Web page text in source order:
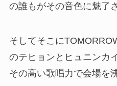
の誰もがその音色に魅了
そしてそこに
のテヒョンとヒュニンカ
その高い歌唱力で会場を